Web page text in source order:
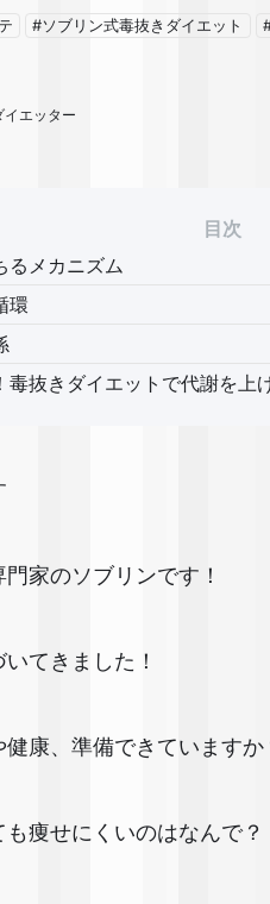
#ソブリン式毒抜きダイエット
エッター
目次
るメカニズム
環
毒抜きダイエットで代謝を上
家のソブリンです！
てきました！
康、準備できていますか
痩せにくいのはなんで？